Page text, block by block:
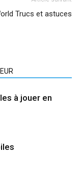
Trucs et astuces
à jouer en